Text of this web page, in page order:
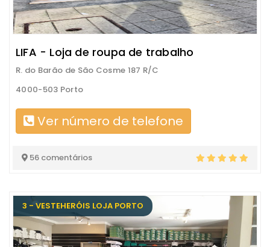
LIFA - Loja de roupa de trabalho
R. do Barão de São Cosme 187 R/C
4000-503 Porto
Ver número de telefone
56 comentários
3 - VESTEHERÓIS LOJA PORTO